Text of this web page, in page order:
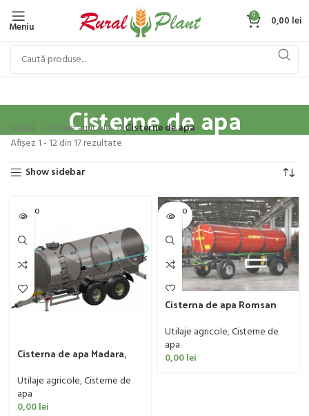
Meniu
0 0,00 lei
Cisterne de apa
Acasă Utilaje agricole
Cisterne de apa
Afișez 1 - 12 din 17 rezultate
Show sidebar
SOLD O
UT
Cisterna de apa Madara,
Utilaje agricole,Cisterne de
apa
0,00lei
SOLD O
UT
Cisterna de apa Romsan
Utilaje agricole,Cisterne de
apa
0,00lei